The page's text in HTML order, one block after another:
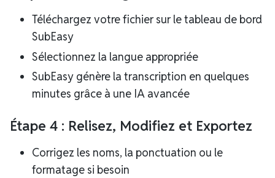
Téléchargez votre fichier sur le tableau de bord
SubEasy
Sélectionnez la langue appropriée
SubEasy génère la transcription en quelques
minutes grâce à une IA avancée
Étape 4 : Relisez, Modifiez et Exportez
Corrigez les noms, la ponctuation ou le
formatage si besoin